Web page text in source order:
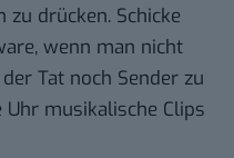
zu drücken. Schicke
wenn man nicht
Tat noch Sender zu
musikalische Clips